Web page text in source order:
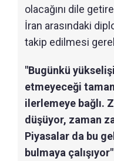
olacağını dile
İran arasındaki
takip edilmesi
"Bugünkü
etmeyeceği
ilerlemeye bağlı.
düşüyor, zaman
Piyasalar da bu
bulmaya çalışıyor"